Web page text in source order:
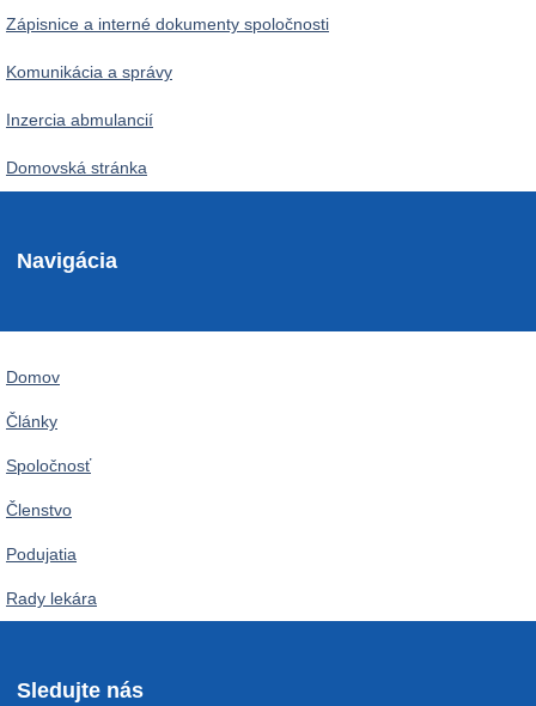
Zápisnice a interné dokumenty spoločnosti
Komunikácia a správy
Inzercia abmulancií
Domovská stránka
Navigácia
Domov
Články
Spoločnosť
Členstvo
Podujatia
Rady lekára
Sledujte nás